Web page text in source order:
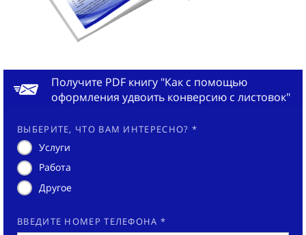
Получите PDF книгу "Как с помощью
оформления удвоить конверсию с листовок"
ВЫБЕРИТЕ, ЧТО ВАМ ИНТЕРЕСНО? *
Услуги
Работа
Другое
ВВЕДИТЕ НОМЕР ТЕЛЕФОНА *